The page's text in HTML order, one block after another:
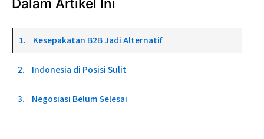
dan strategi pemerintah menghadapi ancaman tarif
Kesepakatan B2B Jadi Alternatif
Indonesia di Posisi Sulit
Negosiasi Belum Selesai